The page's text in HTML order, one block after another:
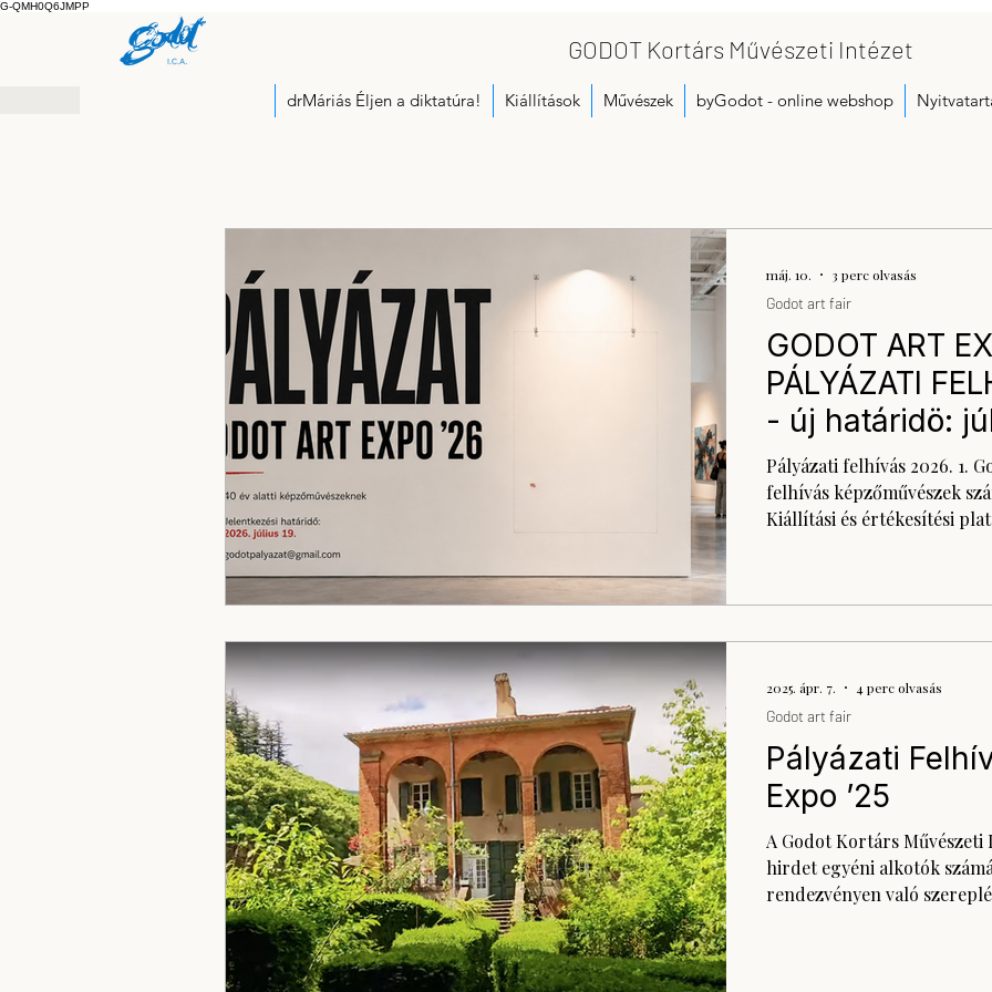
G-QMH0Q6JMPP
GODOT Kortárs Művészeti Intézet
drMáriás Éljen a diktatúra! Kiállítások Művészek byGodot - online webshop
GODOT ART
PÁLYÁZATI
- új határidö:
Pályázati felhívás 2026. 1.
felhívás képzőművészek
Kiállítási és értékesítési
környezetben is
Godot art fair
máj. 10. 3 perc olvasás
Pályázati
Expo ’25
A Godot Kortárs
hirdet egyéni alkotók
rendezvényen való
Godot art fair
2025. ápr. 7. 4 perc olvasás